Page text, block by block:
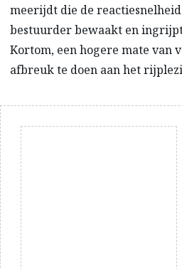
meerijdt die de
bestuurder bewaakt en
Kortom, een hogere mate van
afbreuk te doen aan het